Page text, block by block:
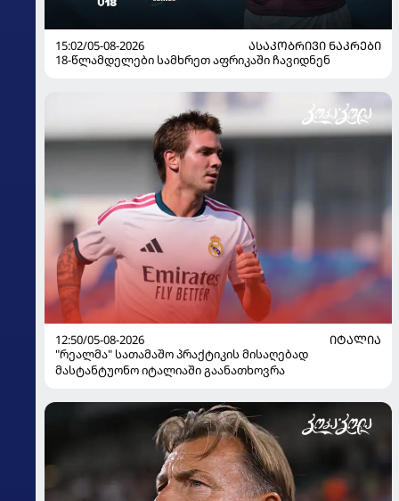
15:02/05-08-2026
ᲐᲡᲐᲙᲝᲑᲠᲘᲕᲘ ᲜᲐᲙᲠᲔᲑᲘ
18-წლამდელები სამხრეთ აფრიკაში ჩავიდნენ
12:50/05-08-2026
ᲘᲢᲐᲚᲘᲐ
"რეალმა" სათამაშო პრაქტიკის მისაღებად
მასტანტუონო იტალიაში გაანათხოვრა